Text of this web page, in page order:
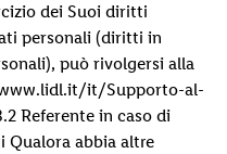
dei Suoi diritti
personali (diritti in
può rivolgersi alla
it/Supporto-al-
Referente in caso di
Qualora abbia altre